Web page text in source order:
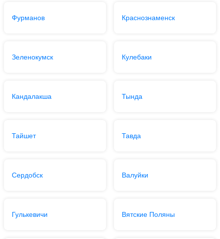
Фурманов Краснознаменск
Зеленокумск Кулебаки
Кандалакша Тында
Тайшет Тавда
Сердобск Валуйки
Гулькевичи Вятские Поляны